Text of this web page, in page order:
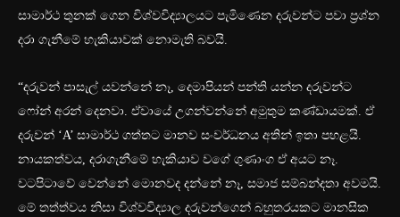
සාමාර්ථ තුනක් ගෙන විශ්වවිද්‍යාලයට පැමිණෙන දරුවන්ට පවා ප්‍රශ්න
දරා ගැනීමේ හැකියාවක් නොමැති බවයි.
“දරුවන් පාසැල් යවන්නේ නෑ, දෙමාපියන් පන්ති යන්න දරුවන්ට
ෆෝන් අරන් දෙනවා. ඒවායේ උගන්වන්නේ අමුතුම කණ්ඩායමක්. ඒ
දරුවන් ‘A’ සාමාර්ථ ගත්තට මානව සංවර්ධනය අතින් ඉතා පහළයි.
නායකත්වය, දරාගැනීමේ හැකියාව වගේ ගුණාංග ඒ අයට නෑ.
වටපිටාවේ වෙන්නේ මොනවද දන්නේ නෑ, සමාජ සම්බන්දතා අවමයි.
මේ තත්ත්වය නිසා විශ්වවිද්‍යාල දරුවන්ගෙන් බහුතරයකට මානසික